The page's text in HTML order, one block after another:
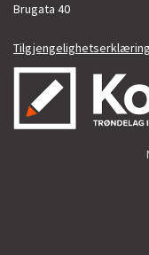
Brugata 40
Tilgjengelighetserklæring